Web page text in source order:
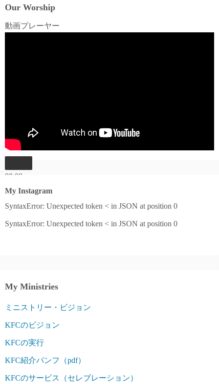
00:00
Our Worship
動画プレーヤー
00:00
00:00
04:27
My Instagram
SyntaxError: Unexpected token < in JSON at position 0
SyntaxError: Unexpected token < in JSON at position 0
My Ministries
ミニストリー・ビジョン
KFCのビジョン
KFCの実行
KFC紹介パンフ（pdf）
KFCのサービス（セレブレーション）